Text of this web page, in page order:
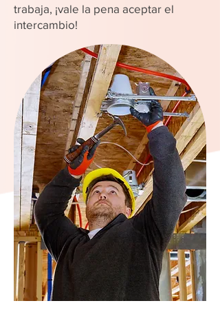
trabaja, ¡vale la pena aceptar el
intercambio!